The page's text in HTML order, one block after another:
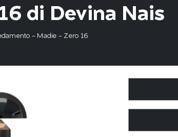
di Devina Nais
- Madie - Zero 16